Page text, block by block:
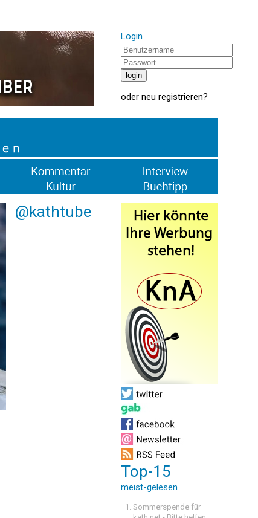
Login
oder neu registrieren?
@kathtube
Top-15
meist-gelesen
Sommerspende für